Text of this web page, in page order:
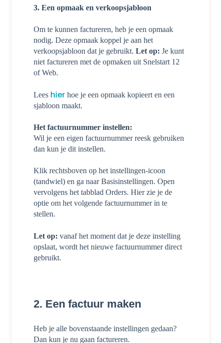
3. Een opmaak en verkoopsjabloon
Om te kunnen factureren, heb je een opmaak
nodig. Deze opmaak koppel je aan het
verkoopsjabloon dat je gebruikt. Let op: Je kunt
niet factureren met de opmaken uit Snelstart 12
of Web.
Lees hier hoe je een opmaak kopieert en een
sjabloon maakt.
Het factuurnummer instellen:
Wil je een eigen factuurnummer reesk gebruiken
dan kun je dit instellen.
Klik rechtsboven op het instellingen-icoon
(tandwiel) en ga naar Basisinstellingen. Open
vervolgens het tabblad Orders. Hier zie je de
optie om het volgende factuurnummer in te
stellen.
Let op: vanaf het moment dat je deze instelling
opslaat, wordt het nieuwe factuurnummer direct
gebruikt.
2. Een factuur maken
Heb je alle bovenstaande instellingen gedaan?
Dan kun je nu gaan factureren.